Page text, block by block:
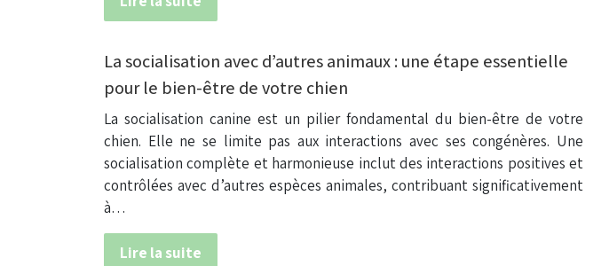
La socialisation avec d’autres animaux : une étape essentielle
pour le bien-être de votre chien
La socialisation canine est un pilier fondamental du bien-être de votre
chien. Elle ne se limite pas aux interactions avec ses congénères. Une
socialisation complète et harmonieuse inclut des interactions positives et
contrôlées avec d’autres espèces animales, contribuant significativement
à…
Lire la suite